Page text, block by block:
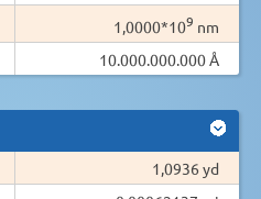
1,0000*109 nm
10.000.000.000 Å
1,0936 yd